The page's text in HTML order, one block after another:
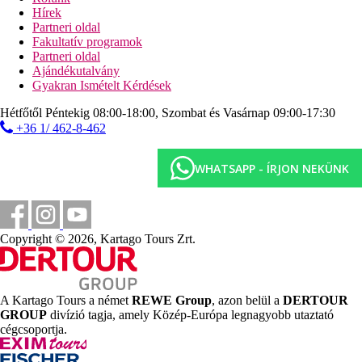
Tengerpart
homokos tengerpart
napágyak, napernyők és törölközők ingyenesen
strandbár
Sport és szórakozás ingyenesen
szauna
törökfürdő
íjászat
légpuskalövészet
minigolf
minifoci
strandröplabda
kosárlabda
zumba
pilates
aerobic
vízi torna
vízilabda
társasjátékok
Hírek
Partneri oldal
Fakultatív programok
Partneri oldal
Ajándékutalvány
Gyakran Ismételt Kérdések
Hétfőtől Péntekig 08:00-18:00, Szombat és Vasárnap 09:00-17:30
+36 1/ 462-8-462
WHATSAPP - ÍRJON NEKÜNK
Copyright © 2026, Kartago Tours Zrt.
A Kartago Tours a német REWE Group, azon belül a DERTOUR
GROUP divízió tagja, amely Közép-Európa legnagyobb utaztató
cégcsoportja.